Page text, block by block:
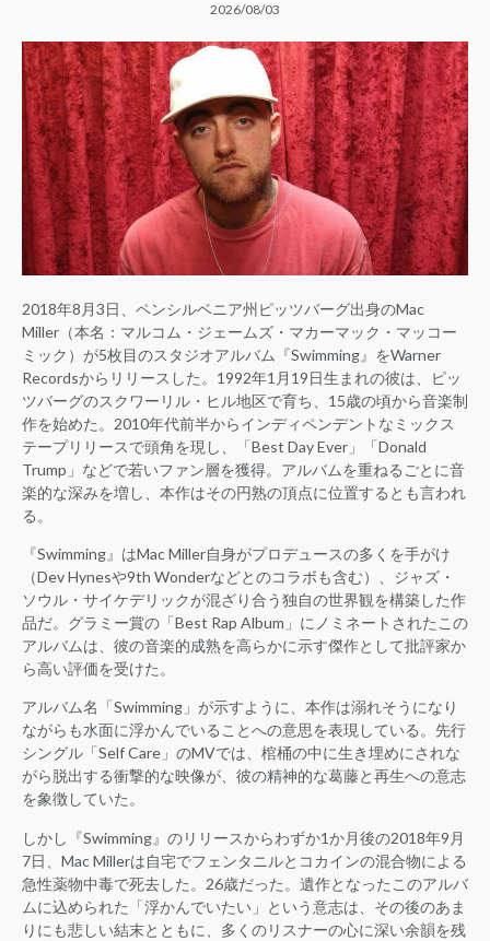
2026/08/03
2018年8月3日、ペンシルベニア州ピッツバーグ出身のMac
Miller（本名：マルコム・ジェームズ・マカーマック・マッコー
ミック）が5枚目のスタジオアルバム『Swimming』をWarner
Recordsからリリースした。1992年1月19日生まれの彼は、ピッ
ツバーグのスクワーリル・ヒル地区で育ち、15歳の頃から音楽制
作を始めた。2010年代前半からインディペンデントなミックス
テープリリースで頭角を現し、「Best Day Ever」「Donald
Trump」などで若いファン層を獲得。アルバムを重ねるごとに音
楽的な深みを増し、本作はその円熟の頂点に位置するとも言われ
る。
『Swimming』はMac Miller自身がプロデュースの多くを手がけ
（Dev Hynesや9th Wonderなどとのコラボも含む）、ジャズ・
ソウル・サイケデリックが混ざり合う独自の世界観を構築した作
品だ。グラミー賞の「Best Rap Album」にノミネートされたこの
アルバムは、彼の音楽的成熟を高らかに示す傑作として批評家か
ら高い評価を受けた。
アルバム名「Swimming」が示すように、本作は溺れそうになり
ながらも水面に浮かんでいることへの意思を表現している。先行
シングル「Self Care」のMVでは、棺桶の中に生き埋めにされな
がら脱出する衝撃的な映像が、彼の精神的な葛藤と再生への意志
を象徴していた。
しかし『Swimming』のリリースからわずか1か月後の2018年9月
7日、Mac Millerは自宅でフェンタニルとコカインの混合物による
急性薬物中毒で死去した。26歳だった。遺作となったこのアルバ
ムに込められた「浮かんでいたい」という意志は、その後のあま
りにも悲しい結末とともに、多くのリスナーの心に深い余韻を残